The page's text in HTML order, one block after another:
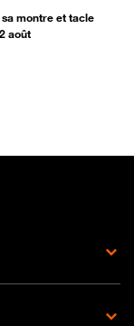
sa montre et tacle
août